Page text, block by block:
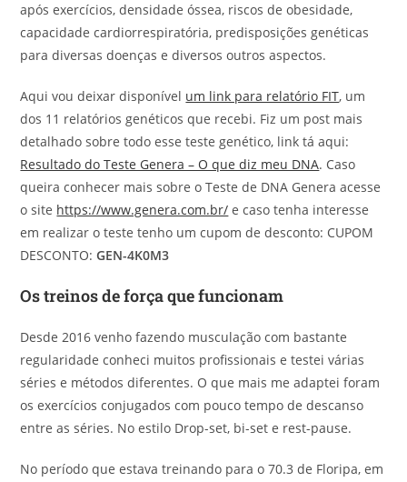
após exercícios, densidade óssea, riscos de obesidade,
capacidade cardiorrespiratória, predisposições genéticas
para diversas doenças e diversos outros aspectos.
Aqui vou deixar disponível um link para relatório FIT, um
dos 11 relatórios genéticos que recebi. Fiz um post mais
detalhado sobre todo esse teste genético, link tá aqui:
Resultado do Teste Genera – O que diz meu DNA. Caso
queira conhecer mais sobre o Teste de DNA Genera acesse
o site https://www.genera.com.br/ e caso tenha interesse
em realizar o teste tenho um cupom de desconto: CUPOM
DESCONTO:GEN-4K0M3
Os treinos de força que funcionam
Desde 2016 venho fazendo musculação com bastante
regularidade conheci muitos profissionais e testei várias
séries e métodos diferentes. O que mais me adaptei foram
os exercícios conjugados com pouco tempo de descanso
entre as séries. No estilo Drop-set, bi-set e rest-pause.
No período que estava treinando para o 70.3 de Floripa, em